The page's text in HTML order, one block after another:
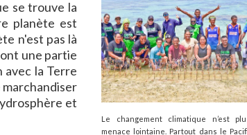
se trouve la
planète est
n'est pas là
une partie
la Terre
et
Le changement climatique n’est
menace lointaine. Partout dans le